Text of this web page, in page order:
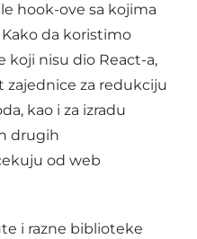
hook-ove sa kojima
da koristimo
nisu dio React-a,
zajednice za redukciju
kao i za izradu
drugih
od web
i razne biblioteke